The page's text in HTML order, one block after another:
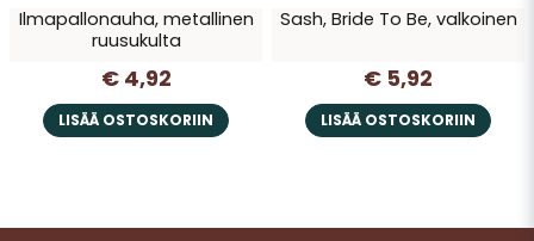
Ilmapallonauha, metallinen
ruusukulta
€ 4,92
LISÄÄ OSTOSKORIIN
Sash, Bride To Be, valkoinen
€ 5,92
LISÄÄ OSTOSKORIIN